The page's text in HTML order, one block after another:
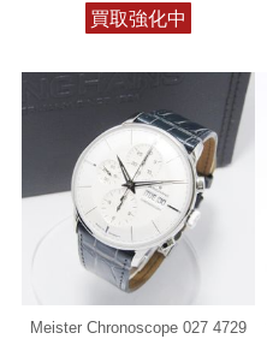
買取強化中
Meister Chronoscope 027 4729